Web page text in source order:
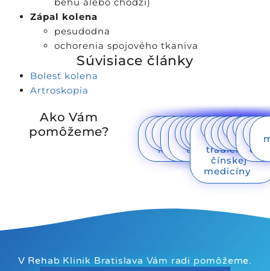
behu alebo chôdzi)
Zápal kolena
pesudodna
ochorenia spojového tkaniva
Súvisiace články
Bolesť kolena
Artroskopia
Ako Vám
pomôžeme?
Vyšetrenie
FBLR
lekárom
Vyšetrenie
neurológom
Konzultácia s
fyzioterapeutom
Liečebno
edukačná
terapia
Liečebná
joga
terapia
Fyzikálna
terapia
Skupinová
LTV
Kinesio
Taping
Terapia
podľa
tradičnej
čínskej
medicíny
Pilates
masáž
V Rehab Klinik Bratislava Vám radi pomôžeme.